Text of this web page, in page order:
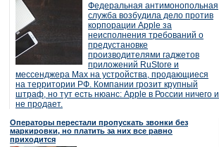
Федеральная антимонопольная
служба возбудила дело против
корпорации Apple за
неисполнения требований о
предустановке
производителями гаджетов
приложений RuStore и
мессенджера Max на устройства, продающиеся
на территории РФ. Компании грозит крупный
штраф, но тут есть нюанс: Apple в России ничего и
не продает.
Операторы перестали пропускать звонки без
маркировки, но платить за них все равно
приходится